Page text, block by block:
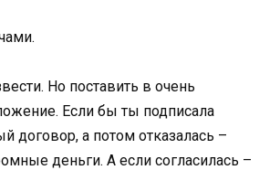
Но поставить в очень
Если бы ты подписала
договор, а потом отказалась –
деньги. А если согласилась –